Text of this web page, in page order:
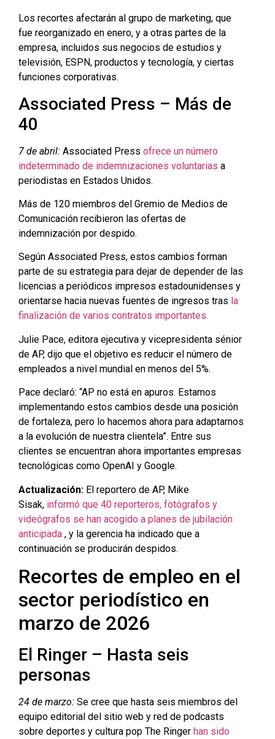
Los recortes afectarán al grupo de marketing, que
fue reorganizado en enero, y a otras partes de la
empresa, incluidos sus negocios de estudios y
televisión, ESPN, productos y tecnología, y ciertas
funciones corporativas.
Associated Press – Más de
40
7 de abril: Associated Press ofrece un número
indeterminado de indemnizaciones voluntarias a
periodistas en Estados Unidos.
Más de 120 miembros del Gremio de Medios de
Comunicación recibieron las ofertas de
indemnización por despido.
Según Associated Press, estos cambios forman
parte de su estrategia para dejar de depender de las
licencias a periódicos impresos estadounidenses y
orientarse hacia nuevas fuentes de ingresos tras la
finalización de varios contratos importantes.
Julie Pace, editora ejecutiva y vicepresidenta sénior
de AP, dijo que el objetivo es reducir el número de
empleados a nivel mundial en menos del 5%.
Pace declaró: “AP no está en apuros. Estamos
implementando estos cambios desde una posición
de fortaleza, pero lo hacemos ahora para adaptarnos
a la evolución de nuestra clientela”. Entre sus
clientes se encuentran ahora importantes empresas
tecnológicas como OpenAI y Google.
Actualización: El reportero de AP, Mike
Sisak, informó que 40 reporteros, fotógrafos y
videógrafos se han acogido a planes de jubilación
anticipada , y la gerencia ha indicado que a
continuación se producirán despidos.
Recortes de empleo en el
sector periodístico en
marzo de 2026
El Ringer – Hasta seis
personas
24 de marzo: Se cree que hasta seis miembros del
equipo editorial del sitio web y red de podcasts
sobre deportes y cultura pop The Ringer han sido